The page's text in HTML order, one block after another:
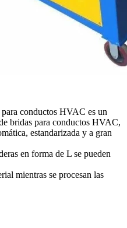
conductos HVAC es un
bridas para conductos HVAC,
estandarizada y a gran
en forma de L se pueden
mientras se procesan las